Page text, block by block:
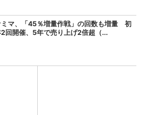
ミマ、「45％増量作戦」の回数も増量 初
回開催、5年で売り上げ2倍超（...